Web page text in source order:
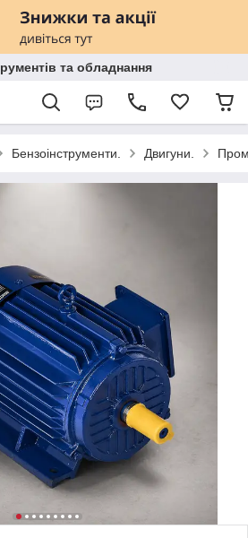
та обладнання
Бензоінструменти. Двигуни.